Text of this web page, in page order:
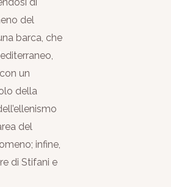
del
barca, che
un
della
del
infine,
di Stifani e